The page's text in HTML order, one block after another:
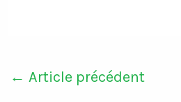
← Article précédent